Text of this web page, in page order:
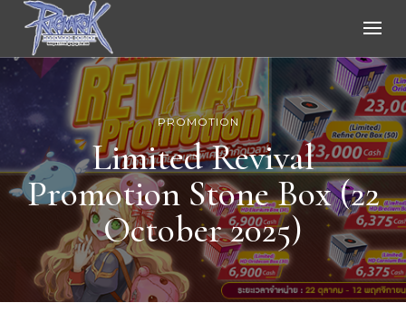
Ragnarok Online
PROMOTION
Limited Revival
Promotion Stone Box (22
October 2025)